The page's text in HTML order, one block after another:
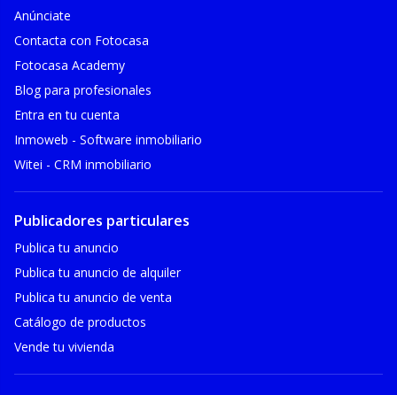
Anúnciate
Contacta con Fotocasa
Fotocasa Academy
Blog para profesionales
Entra en tu cuenta
Inmoweb - Software inmobiliario
Witei - CRM inmobiliario
Publicadores particulares
Publica tu anuncio
Publica tu anuncio de alquiler
Publica tu anuncio de venta
Catálogo de productos
Vende tu vivienda